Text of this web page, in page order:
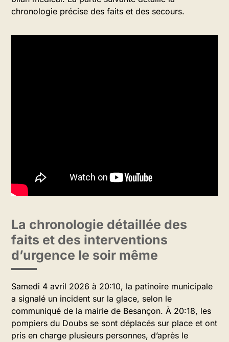
chronologie précise des faits et des secours.
La chronologie détaillée des
faits et des interventions
d’urgence le soir même
Samedi 4 avril 2026 à 20:10, la patinoire municipale
a signalé un incident sur la glace, selon le
communiqué de la mairie de Besançon. À 20:18, les
pompiers du Doubs se sont déplacés sur place et ont
pris en charge plusieurs personnes, d’après le